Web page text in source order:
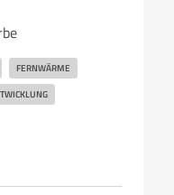
FERNWÄRME